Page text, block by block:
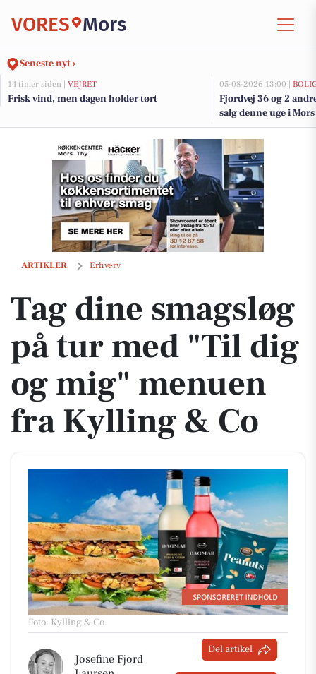
VORES Mors
Seneste nyt ›
14 timer siden | VEJRET
Frisk vind, men dagen holder tørt
05-08-2026 13:00 |
Fjordvej 36 og 2
salg denne uge i
ARTIKLER Erhverv
Tag dine smagsløg på tur med "Til dig og mig" menuen fra Kylling &
Tag dine smagsløg
på tur med "Til dig
og mig" menuen
fra Kylling & Co
Foto: Kylling & Co.
Josefine Fjord
Del artikel